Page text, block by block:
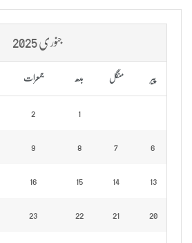
جنوری 2025
پیر منگل بدھ جمعرات
1
2
6
7
8
9
13
14
15
16
20
21
22
23